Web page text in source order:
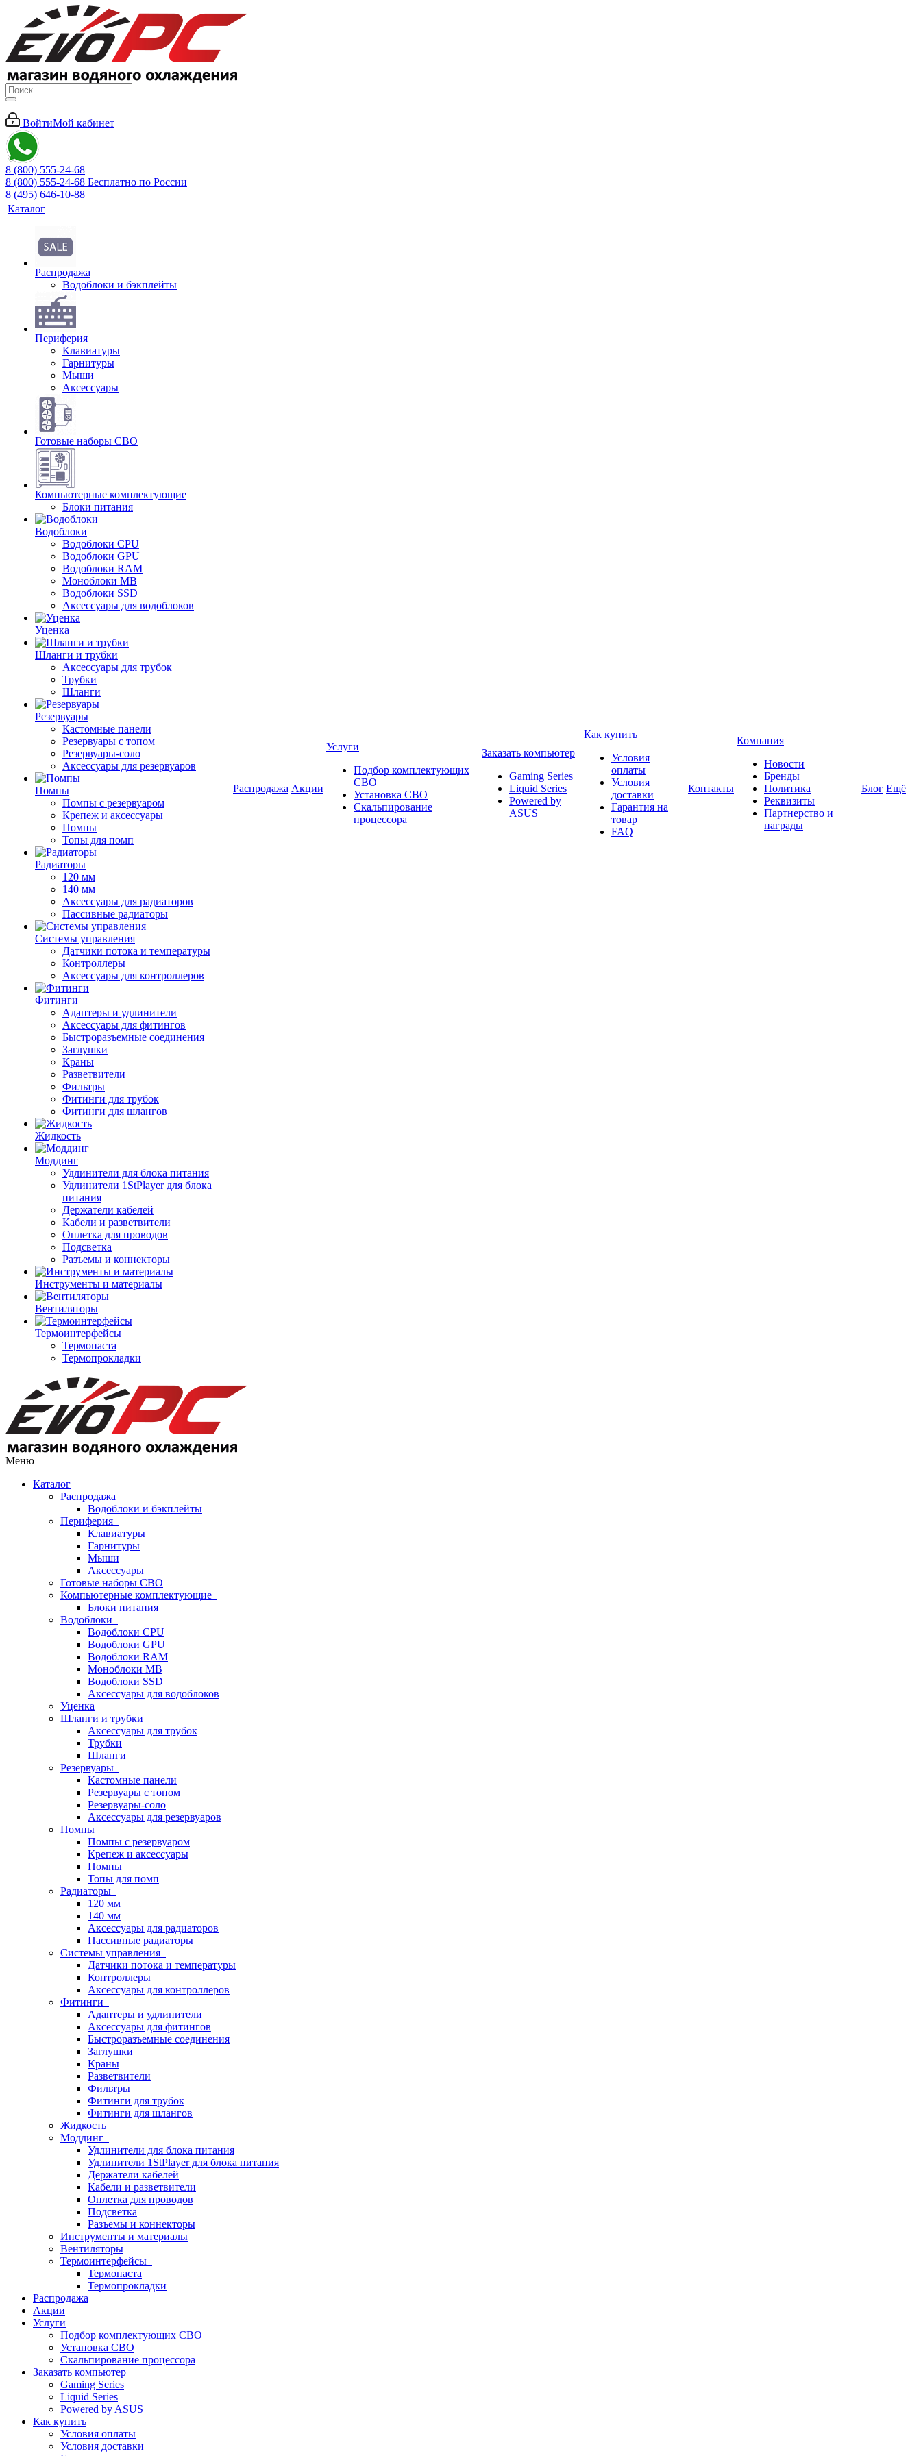
ВойтиМой кабинет
8 (800) 555-24-68
8 (800) 555-24-68 Бесплатно по России
8 (495) 646-10-88
Каталог
Распродажа
Водоблоки и бэкплейты
Периферия
Клавиатуры
Гарнитуры
Мыши
Аксессуары
Готовые наборы СВО
Компьютерные комплектующие
Блоки питания
Водоблоки
Водоблоки CPU
Водоблоки GPU
Водоблоки RAM
Моноблоки MB
Водоблоки SSD
Аксессуары для водоблоков
Уценка
Шланги и трубки
Аксессуары для трубок
Трубки
Шланги
Резервуары
Кастомные панели
Резервуары с топом
Резервуары-соло
Аксессуары для резервуаров
Помпы
Помпы с резервуаром
Крепеж и аксессуары
Помпы
Топы для помп
Радиаторы
120 мм
140 мм
Аксессуары для радиаторов
Пассивные радиаторы
Системы управления
Датчики потока и температуры
Контроллеры
Аксессуары для контроллеров
Фитинги
Адаптеры и удлинители
Аксессуары для фитингов
Быстроразъемные соединения
Заглушки
Краны
Разветвители
Фильтры
Фитинги для трубок
Фитинги для шлангов
Жидкость
Моддинг
Удлинители для блока питания
Удлинители 1StPlayer для блока
питания
Держатели кабелей
Кабели и разветвители
Оплетка для проводов
Подсветка
Разъемы и коннекторы
Инструменты и материалы
Вентиляторы
Термоинтерфейсы
Термопаста
Термопрокладки
Распродажа Акции
Услуги
Подбор комплектующих
СВО
Установка СВО
Скальпирование
процессора
Заказать компьютер
Gaming Series
Liquid Series
Powered by
ASUS
Как купить
Условия
оплаты
Условия
доставки
Гарантия на
товар
FAQ
Контакты
Компания
Новости
Бренды
Политика
Реквизиты
Партнерство и
награды
Блог Ещё
Меню
Каталог
Распродажа
Водоблоки и бэкплейты
Периферия
Клавиатуры
Гарнитуры
Мыши
Аксессуары
Готовые наборы СВО
Компьютерные комплектующие
Блоки питания
Водоблоки
Водоблоки CPU
Водоблоки GPU
Водоблоки RAM
Моноблоки MB
Водоблоки SSD
Аксессуары для водоблоков
Уценка
Шланги и трубки
Аксессуары для трубок
Трубки
Шланги
Резервуары
Кастомные панели
Резервуары с топом
Резервуары-соло
Аксессуары для резервуаров
Помпы
Помпы с резервуаром
Крепеж и аксессуары
Помпы
Топы для помп
Радиаторы
120 мм
140 мм
Аксессуары для радиаторов
Пассивные радиаторы
Системы управления
Датчики потока и температуры
Контроллеры
Аксессуары для контроллеров
Фитинги
Адаптеры и удлинители
Аксессуары для фитингов
Быстроразъемные соединения
Заглушки
Краны
Разветвители
Фильтры
Фитинги для трубок
Фитинги для шлангов
Жидкость
Моддинг
Удлинители для блока питания
Удлинители 1StPlayer для блока питания
Держатели кабелей
Кабели и разветвители
Оплетка для проводов
Подсветка
Разъемы и коннекторы
Инструменты и материалы
Вентиляторы
Термоинтерфейсы
Термопаста
Термопрокладки
Распродажа
Акции
Услуги
Подбор комплектующих СВО
Установка СВО
Скальпирование процессора
Заказать компьютер
Gaming Series
Liquid Series
Powered by ASUS
Как купить
Условия оплаты
Условия доставки